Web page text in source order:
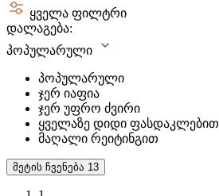
ყველა ფილტრი
დალაგება:
პოპულარული
პოპულარული
ჯერ იაფია
ჯერ უფრო ძვირი
ყველაზე დიდი ფასდაკლებით
მაღალი რეიტინგით
მეტის ჩვენება 13